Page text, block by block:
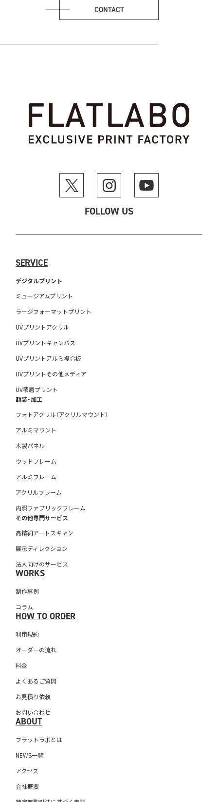
CONTACT
FOLLOW US
SERVICE
デジタルプリント
ミュージアムプリント
ラージフォーマットプリント
UVプリントアクリル
UVプリントキャンバス
UVプリントアルミ複合板
UVプリントその他メディア
UV積層プリント
額装・加工
フォトアクリル（アクリルマウント）
アルミマウント
木製パネル
ウッドフレーム
アルミフレーム
アクリルフレーム
内照ファブリックフレーム
その他専門サービス
高精細アートスキャン
展示ディレクション
法人向けのサービス
WORKS
制作事例
コラム
HOW TO ORDER
利用規約
オーダーの流れ
料金
よくあるご質問
お見積り依頼
お問い合わせ
ABOUT
フラットラボとは
NEWS一覧
アクセス
会社概要